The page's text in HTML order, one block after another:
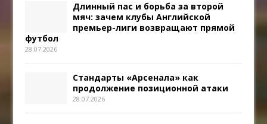
Длинный пас и борьба за второй
мяч: зачем клубы Английской
премьер-лиги возвращают прямой
футбол
28.07.2026
Стандарты «Арсенала» как
продолжение позиционной атаки
28.07.2026